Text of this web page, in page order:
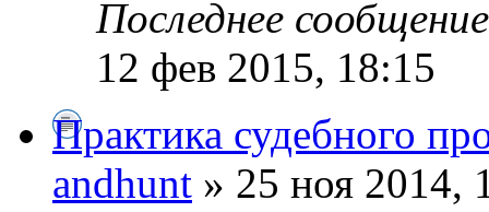
Последнее
12 фев 2015, 18:15
Практика судебного
andhunt » 25 ноя 2014,